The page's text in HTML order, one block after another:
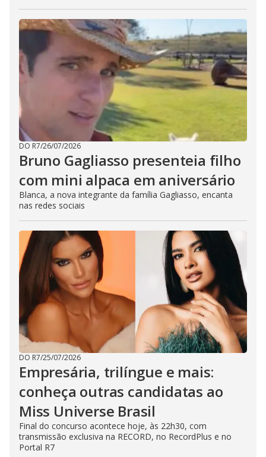
DO R7/26/07/2026
Bruno Gagliasso presenteia filho
com mini alpaca em aniversário
Blanca, a nova integrante da família Gagliasso, encanta
nas redes sociais
DO R7/25/07/2026
Empresária, trilíngue e mais:
conheça outras candidatas ao
Miss Universe Brasil
Final do concurso acontece hoje, às 22h30, com
transmissão exclusiva na RECORD, no RecordPlus e no
Portal R7